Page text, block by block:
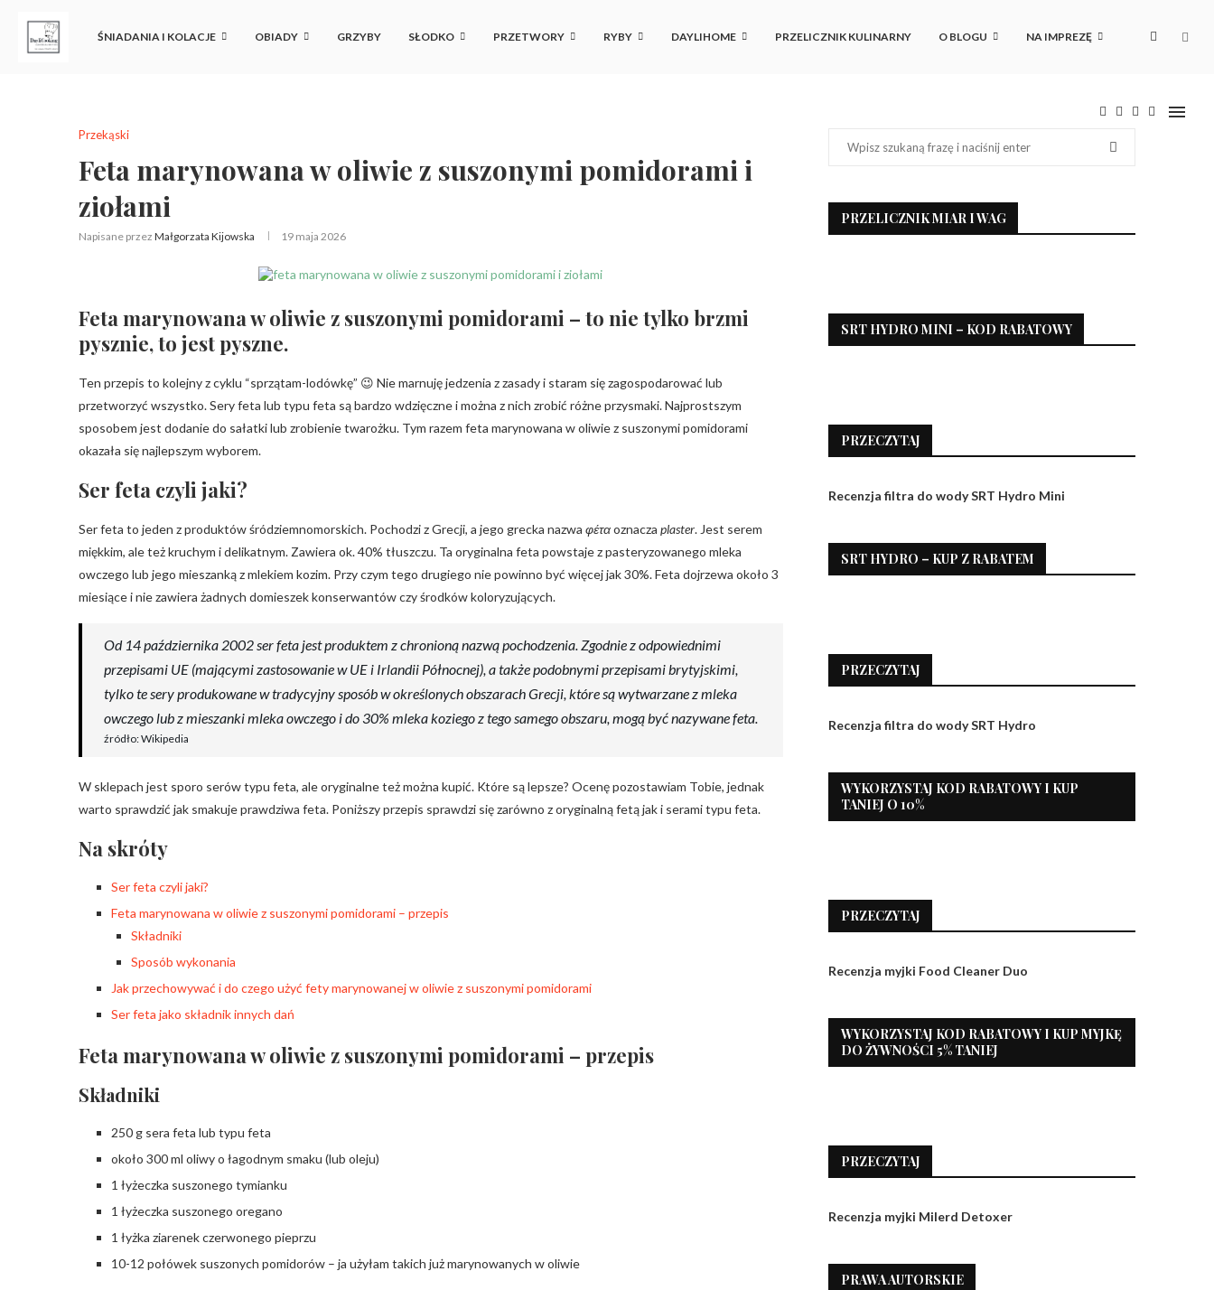
ŚNIADANIA I KOLACJE OBIADY GRZYBY SŁODKO PRZETWORY RYBY DAYLIHOME PRZELICZNIK KULINARNY O BLOGU NA IMPREZĘ
Przekąski
Feta marynowana w oliwie z suszonymi pomidorami i
ziołami
Napisane przez Małgorzata Kijowska 19 maja 2026
Feta marynowana w oliwie z suszonymi pomidorami – to nie tylko brzmi
pysznie, to jest pyszne.
Ten przepis to kolejny z cyklu “sprzątam-lodówkę” 😉 Nie marnuję jedzenia z zasady i staram się zagospodarować lub
przetworzyć wszystko. Sery feta lub typu feta są bardzo wdzięczne i można z nich zrobić różne przysmaki. Najprostszym
sposobem jest dodanie do sałatki lub zrobienie twarożku. Tym razem feta marynowana w oliwie z suszonymi pomidorami
okazała się najlepszym wyborem.
Ser feta czyli jaki?
Ser feta to jeden z produktów śródziemnomorskich. Pochodzi z Grecji, a jego grecka nazwa φέταoznacza plaster. Jest serem
miękkim, ale też kruchym i delikatnym. Zawiera ok. 40% tłuszczu. Ta oryginalna feta powstaje z pasteryzowanego mleka
owczego lub jego mieszanką z mlekiem kozim. Przy czym tego drugiego nie powinno być więcej jak 30%. Feta dojrzewa około 3
miesiące i nie zawiera żadnych domieszek konserwantów czy środków koloryzujących.
Od 14 października 2002 ser feta jest produktem z chronioną nazwą pochodzenia. Zgodnie z odpowiednimi
przepisami UE (mającymi zastosowanie w UE i Irlandii Północnej), a także podobnymi przepisami brytyjskimi,
tylko te sery produkowane w tradycyjny sposób w określonych obszarach Grecji, które są wytwarzane z mleka
owczego lub z mieszanki mleka owczego i do 30% mleka koziego z tego samego obszaru, mogą być nazywane feta.
źródło: Wikipedia
W sklepach jest sporo serów typu feta, ale oryginalne też można kupić. Które są lepsze? Ocenę pozostawiam Tobie, jednak
warto sprawdzić jak smakuje prawdziwa feta. Poniższy przepis sprawdzi się zarówno z oryginalną fetą jak i serami typu feta.
Na skróty
Ser feta czyli jaki?
Feta marynowana w oliwie z suszonymi pomidorami – przepis
Składniki
Sposób wykonania
Jak przechowywać i do czego użyć fety marynowanej w oliwie z suszonymi pomidorami
Ser feta jako składnik innych dań
Feta marynowana w oliwie z suszonymi pomidorami – przepis
Składniki
250 g sera feta lub typu feta
około 300 ml oliwy o łagodnym smaku (lub oleju)
1 łyżeczka suszonego tymianku
1 łyżeczka suszonego oregano
1 łyżka ziarenek czerwonego pieprzu
10-12 połówek suszonych pomidorów – ja użyłam takich już marynowanych w oliwie
PRZELICZNIK MIAR I WAG
SRT HYDRO MINI – KOD RABATOWY
PRZECZYTAJ
Recenzja filtra do wody SRT Hydro Mini
SRT HYDRO – KUP Z RABATEM
PRZECZYTAJ
Recenzja filtra do wody SRT Hydro
WYKORZYSTAJ KOD RABATOWY I KUP
TANIEJ O 10%
PRZECZYTAJ
Recenzja myjki Food Cleaner Duo
WYKORZYSTAJ KOD RABATOWY I KUP MYJKĘ
DO ŻYWNOŚCI 5% TANIEJ
PRZECZYTAJ
Recenzja myjki Milerd Detoxer
PRAWA AUTORSKIE